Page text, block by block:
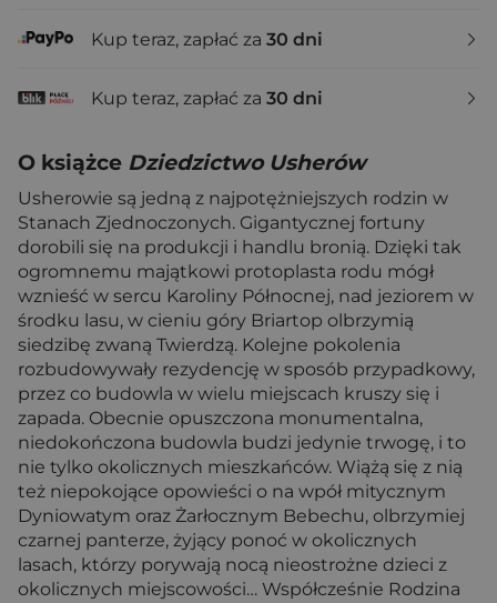
Kup teraz, zapłać za 30 dni
Kup teraz, zapłać za 30 dni
O książce Dziedzictwo Usherów
Usherowie są jedną z najpotężniejszych rodzin w
Stanach Zjednoczonych. Gigantycznej fortuny
dorobili się na produkcji i handlu bronią. Dzięki tak
ogromnemu majątkowi protoplasta rodu mógł
wznieść w sercu Karoliny Północnej, nad jeziorem w
środku lasu, w cieniu góry Briartop olbrzymią
siedzibę zwaną Twierdzą. Kolejne pokolenia
rozbudowywały rezydencję w sposób przypadkowy,
przez co budowla w wielu miejscach kruszy się i
zapada. Obecnie opuszczona monumentalna,
niedokończona budowla budzi jedynie trwogę, i to
nie tylko okolicznych mieszkańców. Wiążą się z nią
też niepokojące opowieści o na wpół mitycznym
Dyniowatym oraz Żarłocznym Bebechu, olbrzymiej
czarnej panterze, żyjący ponoć w okolicznych
lasach, którzy porywają nocą nieostrożne dzieci z
okolicznych miejscowości… Współcześnie Rodzina